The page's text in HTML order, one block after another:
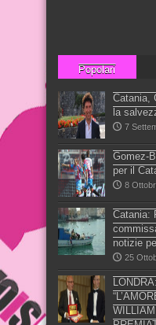
Popolari
Catania,
la
7
Gomez-
per il
8
Catania:
notizie
25